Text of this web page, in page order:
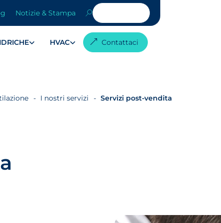
HVAC
Notizie & Stampa
Contattaci
I nostri servizi Servizi post-vendita